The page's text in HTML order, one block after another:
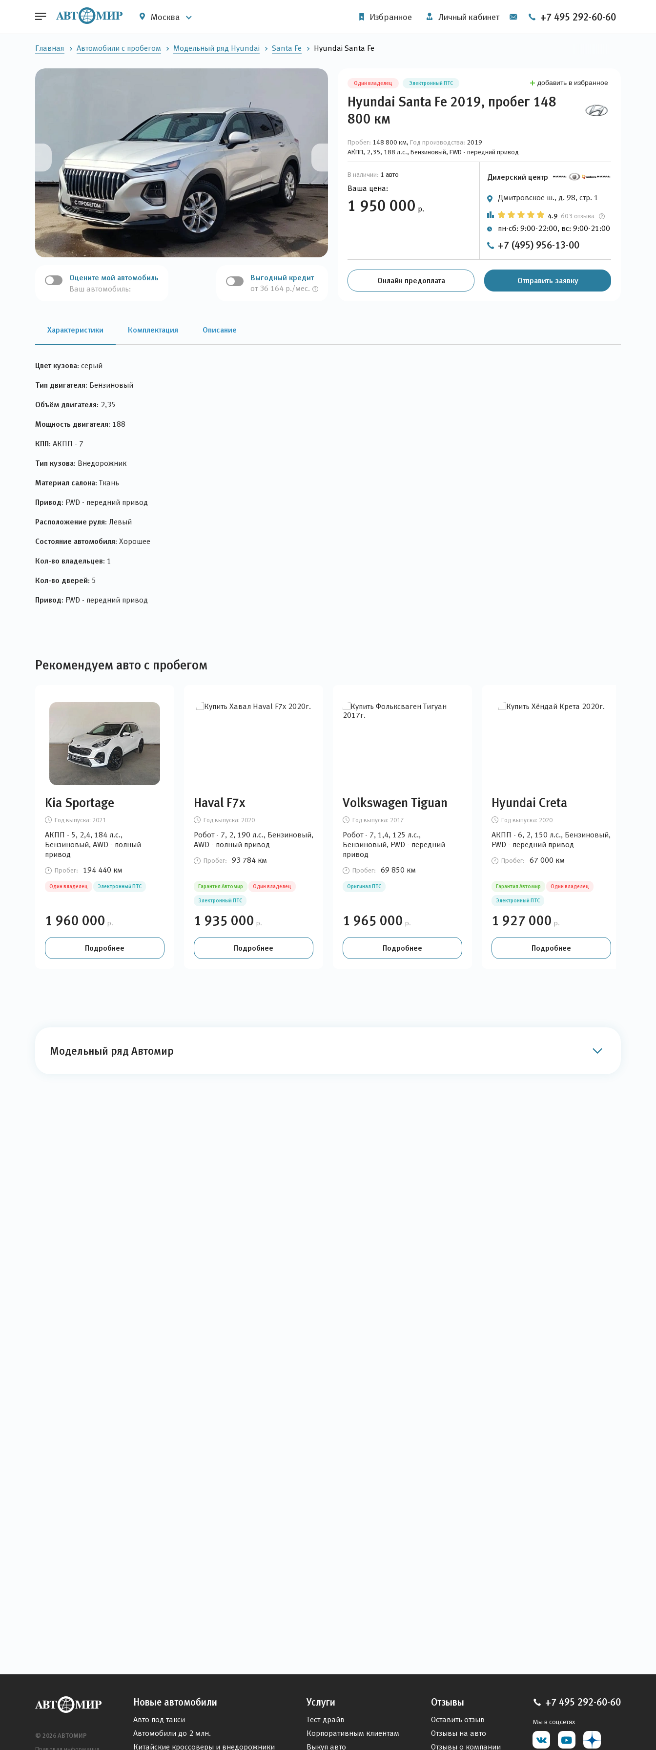
Москва Избранное Личный кабинет +7 495 292-60-60
Главная Автомобили с пробегом Модельный ряд Hyundai Santa Fe Hyundai Santa Fe
Оцените мой автомобиль
Ваш автомобиль:
Выгодный кредит
от 36 164 р./мес.
Один владелец Электронный ПТС добавить в избранное
Hyundai Santa Fe 2019, пробег 148
800 км
Пробег: 148 800 км, Год производства: 2019
АКПП, 2,35, 188 л.с., Бензиновый, FWD - передний привод
В наличии: 1 авто
Ваша цена:
1 950 000 р.
Дилерский центр
Дмитровское ш., д. 98, стр. 1
4.9 603 отзыва
пн-сб: 9:00-22:00, вс: 9:00-21:00
+7 (495) 956-13-00
Онлайн предоплата Отправить заявку
Характеристики Комплектация Описание
Цвет кузова: серый
Тип двигателя: Бензиновый
Объём двигателя: 2,35
Мощность двигателя: 188
КПП: АКПП - 7
Тип кузова: Внедорожник
Материал салона: Ткань
Привод: FWD - передний привод
Расположение руля: Левый
Состояние автомобиля: Хорошее
Кол-во владельцев: 1
Кол-во дверей: 5
Привод: FWD - передний привод
Рекомендуем авто с пробегом
Kia Sportage
Год выпуска: 2021
АКПП - 5, 2,4, 184 л.с.,
Бензиновый, AWD - полный
привод
Пробег: 194 440 км
Один владелец Электронный ПТС
1 960 000 р.
Подробнее
Haval F7x
Год выпуска: 2020
Робот - 7, 2, 190 л.с., Бензиновый,
AWD - полный привод
Пробег: 93 784 км
Гарантия Автомир Один владелец
Электронный ПТС
1 935 000 р.
Подробнее
Volkswagen Tiguan
Год выпуска: 2017
Робот - 7, 1,4, 125 л.с.,
Бензиновый, FWD - передний
привод
Пробег: 69 850 км
Оригинал ПТС
1 965 000 р.
Подробнее
Hyundai Creta
Год выпуска: 2020
АКПП - 6, 2, 150 л.с., Бензиновый,
FWD - передний привод
Пробег: 67 000 км
Гарантия Автомир Один владелец
Электронный ПТС
1 927 000 р.
Подробнее
Модельный ряд Автомир
© 2026 АВТОМИР
Новые автомобили
Авто под такси
Автомобили до 2 млн.
Китайские кроссоверы и внедорожники
Услуги
Тест-драйв
Корпоративным клиентам
Выкуп авто
Отзывы
Оставить отзыв
Отзывы на авто
Отзывы о компании
+7 495 292-60-60
Мы в соцсетях